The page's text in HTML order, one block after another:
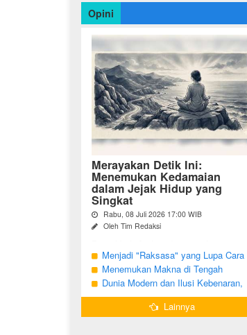
Opini
Merayakan Detik Ini:
Menemukan Kedamaian
dalam Jejak Hidup yang
Singkat
Rabu, 08 Juli 2026 17:00 WIB
Oleh Tim Redaksi
pagi, menatap cermin, dan menyadari
bahwa garis-garis halus di wajah bukan
sekadar tanda penuaan, melainkan ...
Menjadi "Raksasa" yang Lupa Cara
Jadi Manusia
Menemukan Makna di Tengah
Langkah yang Belum Selesai
Dunia Modern dan Ilusi Kebenaran,
Antara Kesadaran dan terjebak Tipu
Lainnya